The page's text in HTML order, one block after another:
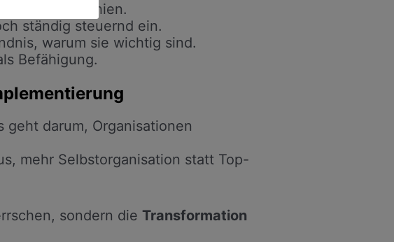
alten Hierarchien.
ständig steuernd ein.
warum sie wichtig sind.
Befähigung.
darum, Organisationen
mehr Selbstorganisation statt Top-
sondern dieTransformation